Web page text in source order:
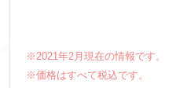
※2021年2月現在の情報です。
※価格はすべて税込です。